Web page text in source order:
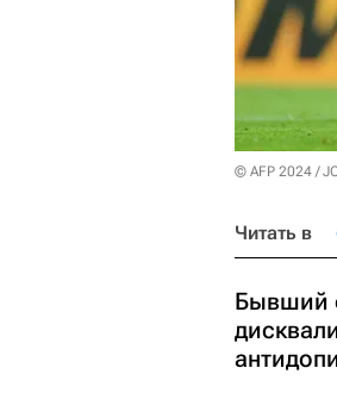
© AFP 2024 /
Читать в
Бывший